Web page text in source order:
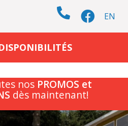
EN
nos PROMOS et
dès maintenant!